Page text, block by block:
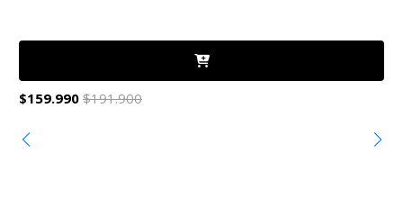
$159.990 $191.900